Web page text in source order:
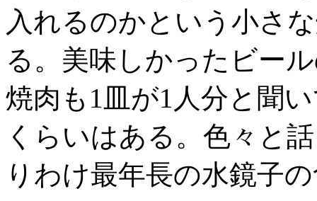
入れるのかという小さ
る。美味しかったビー
焼肉も1皿が1人分と聞
くらいはある。色々と
りわけ最年長の水鏡子